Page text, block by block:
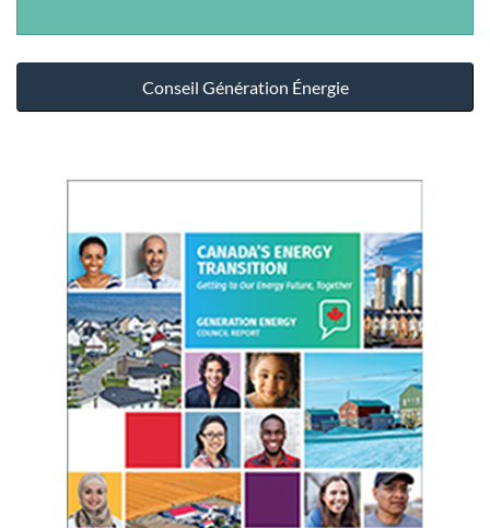
Conseil Génération Énergie